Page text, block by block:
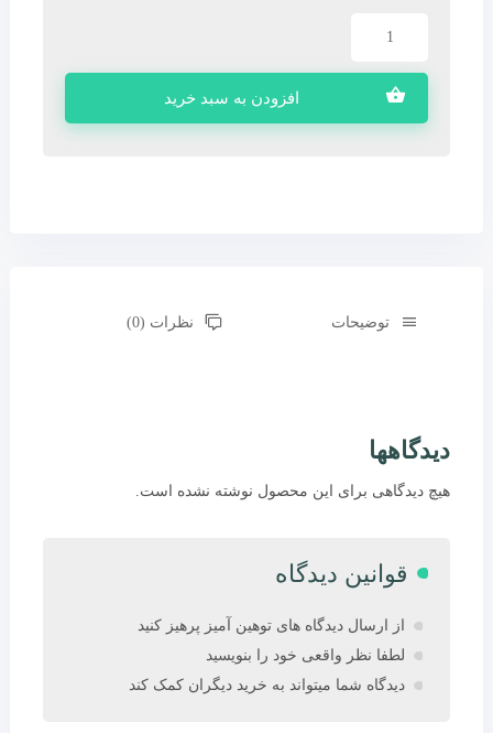
افزودن به سبد خرید
توضیحات نظرات (0)
دیدگاهها
هیچ دیدگاهی برای این محصول نوشته نشده است.
قوانین دیدگاه
از ارسال دیدگاه های توهین آمیز پرهیز کنید
لطفا نظر واقعی خود را بنویسید
دیدگاه شما میتواند به خرید دیگران کمک کند